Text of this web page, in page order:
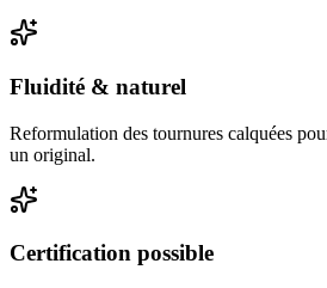
Fluidité & naturel
Reformulation des tournures calquées
un original.
Certification possible